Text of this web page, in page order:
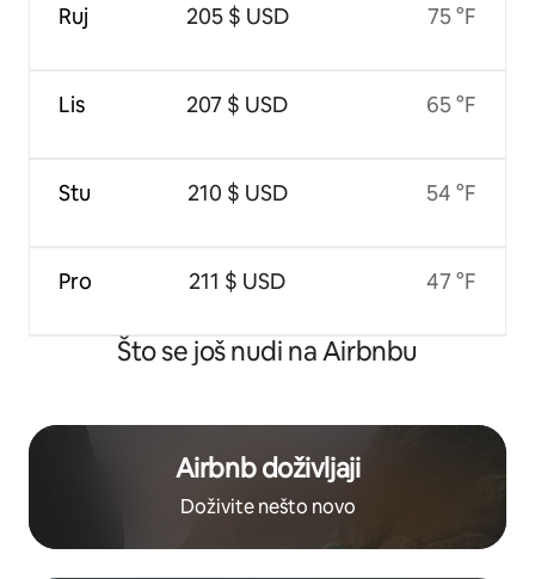
Ruj
Lis
Stu
Pro
205 $ USD
207 $ USD
210 $ USD
211 $ USD
75 °F
65 °F
54 °F
47 °F
Što se još nudi na Airbnbu
Airbnb doživljaji
Doživite nešto novo